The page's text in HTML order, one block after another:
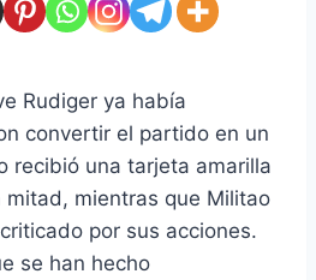
Rudiger ya había
convertir el partido en un
recibió una tarjeta amarilla
mitad, mientras que Militao
por sus acciones.
se han hecho